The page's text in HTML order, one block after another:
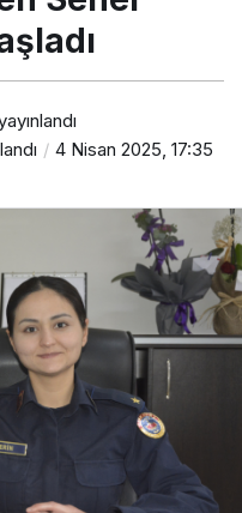
4 Nisan 2025, 17:35